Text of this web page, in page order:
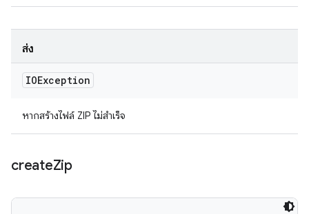
ส่ง
IOException
หากสร้างไฟล์ ZIP ไม่สำเร็จ
createZip